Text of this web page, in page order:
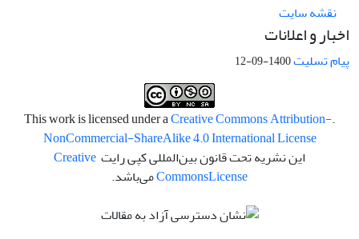
نقشه سایت
اخبار و اعلانات
پیام تسلیت1400-09-12
.This work is licensed under a
Creative Commons Attribution-
NonCommercial-ShareAlike 4.0 International License
این نشریه تحت قانون بین‌المللی کپی رایت Creative
CommonsLicense می‌باشد.